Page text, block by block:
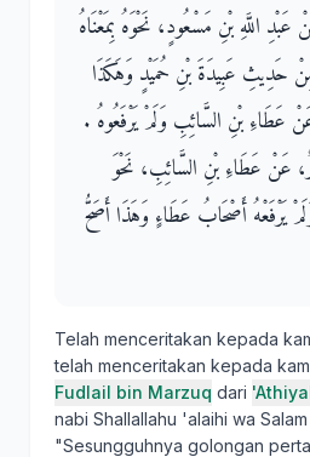
اللَّهِ بْنِ مَسْعُودٍ، نَحْوَهُ بِمَعْنَاهُ
حَدِيثِ عَبِيدَةَ بْنِ حُمَيْدٍ وَهَكَذَا
عَطَاءِ بْنِ السَّائِبِ وَلَمْ يَرْفَعُوهُ ‏.‏
عَنْ عَطَاءِ بْنِ السَّائِبِ، نَحْوَ
يَرْفَعْهُ أَصْحَابُ عَطَاءٍ وَهَذَا أَصَحُّ
Telah menceritakan kepada
telah menceritakan kepada
Fudlail bin Marzuq dari
nabi Shallallahu 'alaihi wa
"Sesungguhnya golongan